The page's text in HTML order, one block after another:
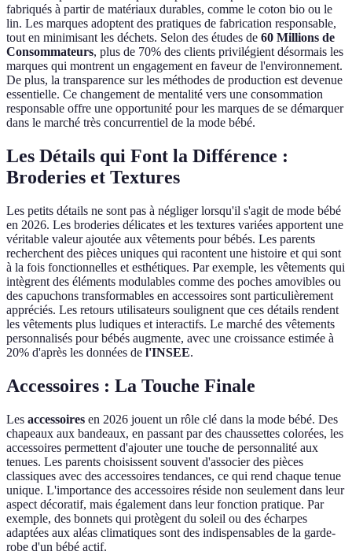
fabriqués à partir de matériaux durables, comme le coton bio ou le
lin. Les marques adoptent des pratiques de fabrication responsable,
tout en minimisant les déchets. Selon des études de 60 Millions de
Consommateurs, plus de 70% des clients privilégient désormais les
marques qui montrent un engagement en faveur de l'environnement.
De plus, la transparence sur les méthodes de production est devenue
essentielle. Ce changement de mentalité vers une consommation
responsable offre une opportunité pour les marques de se démarquer
dans le marché très concurrentiel de la mode bébé.
Les Détails qui Font la Différence :
Broderies et Textures
Les petits détails ne sont pas à négliger lorsqu'il s'agit de mode bébé
en 2026. Les broderies délicates et les textures variées apportent une
véritable valeur ajoutée aux vêtements pour bébés. Les parents
recherchent des pièces uniques qui racontent une histoire et qui sont
à la fois fonctionnelles et esthétiques. Par exemple, les vêtements qui
intègrent des éléments modulables comme des poches amovibles ou
des capuchons transformables en accessoires sont particulièrement
appréciés. Les retours utilisateurs soulignent que ces détails rendent
les vêtements plus ludiques et interactifs. Le marché des vêtements
personnalisés pour bébés augmente, avec une croissance estimée à
20% d'après les données de l'INSEE.
Accessoires : La Touche Finale
Les accessoires en 2026 jouent un rôle clé dans la mode bébé. Des
chapeaux aux bandeaux, en passant par des chaussettes colorées, les
accessoires permettent d'ajouter une touche de personnalité aux
tenues. Les parents choisissent souvent d'associer des pièces
classiques avec des accessoires tendances, ce qui rend chaque tenue
unique. L'importance des accessoires réside non seulement dans leur
aspect décoratif, mais également dans leur fonction pratique. Par
exemple, des bonnets qui protègent du soleil ou des écharpes
adaptées aux aléas climatiques sont des indispensables de la garde-
robe d'un bébé actif.